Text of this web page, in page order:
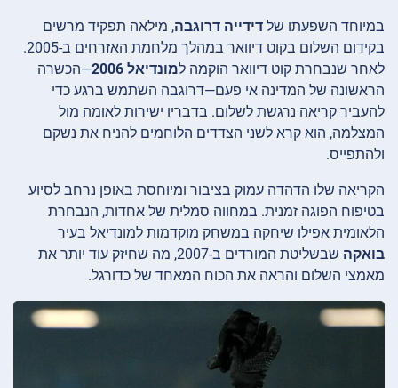
במיוחד השפעתו של דידייה דרוגבה, מילאה תפקיד מרשים
בקידום השלום בקוט דיוואר במהלך מלחמת האזרחים ב-2005.
לאחר שנבחרת קוט דיוואר הוקמה למונדיאל 2006
—הכשרה
הראשונה של המדינה אי פעם—דרוגבה השתמש ברגע כדי
להעביר קריאה נרגשת לשלום. בדבריו ישירות לאומה מול
המצלמה, הוא קרא לשני הצדדים הלוחמים להניח את נשקם
ולהתפייס.
הקריאה שלו הדהדה עמוק בציבור ומיוחסת באופן נרחב לסיוע
בטיפוח הפוגה זמנית. במחווה סמלית של אחדות, הנבחרת
הלאומית אפילו שיחקה במשחק מוקדמות למונדיאל בעיר
בואקה
שבשליטת המורדים ב-2007, מה שחיזק עוד יותר את
מאמצי השלום והראה את הכוח המאחד של כדורגל.